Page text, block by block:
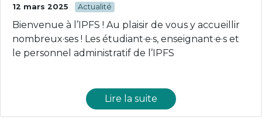
12 mars 2025 Actualité
Bienvenue à l’IPFS ! Au plaisir de vous y accueillir
nombreux·ses ! Les étudiant·e·s, enseignant·e·s et
le personnel administratif de l’IPFS
Lire la suite